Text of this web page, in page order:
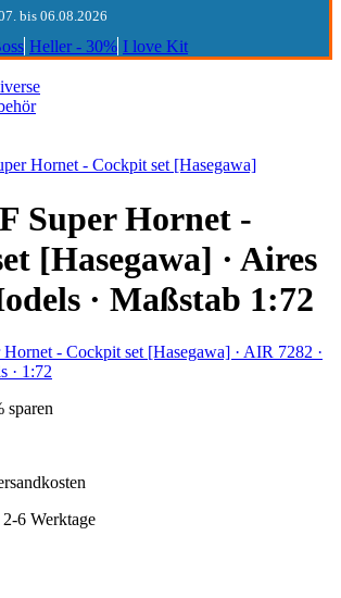
bis 06.08.2026
Heller - 30% I love Kit
Hornet - Cockpit set [Hasegawa]
Super Hornet -
[Hasegawa] · Aires
· Maßstab 1:72
sparen
6 Werktage